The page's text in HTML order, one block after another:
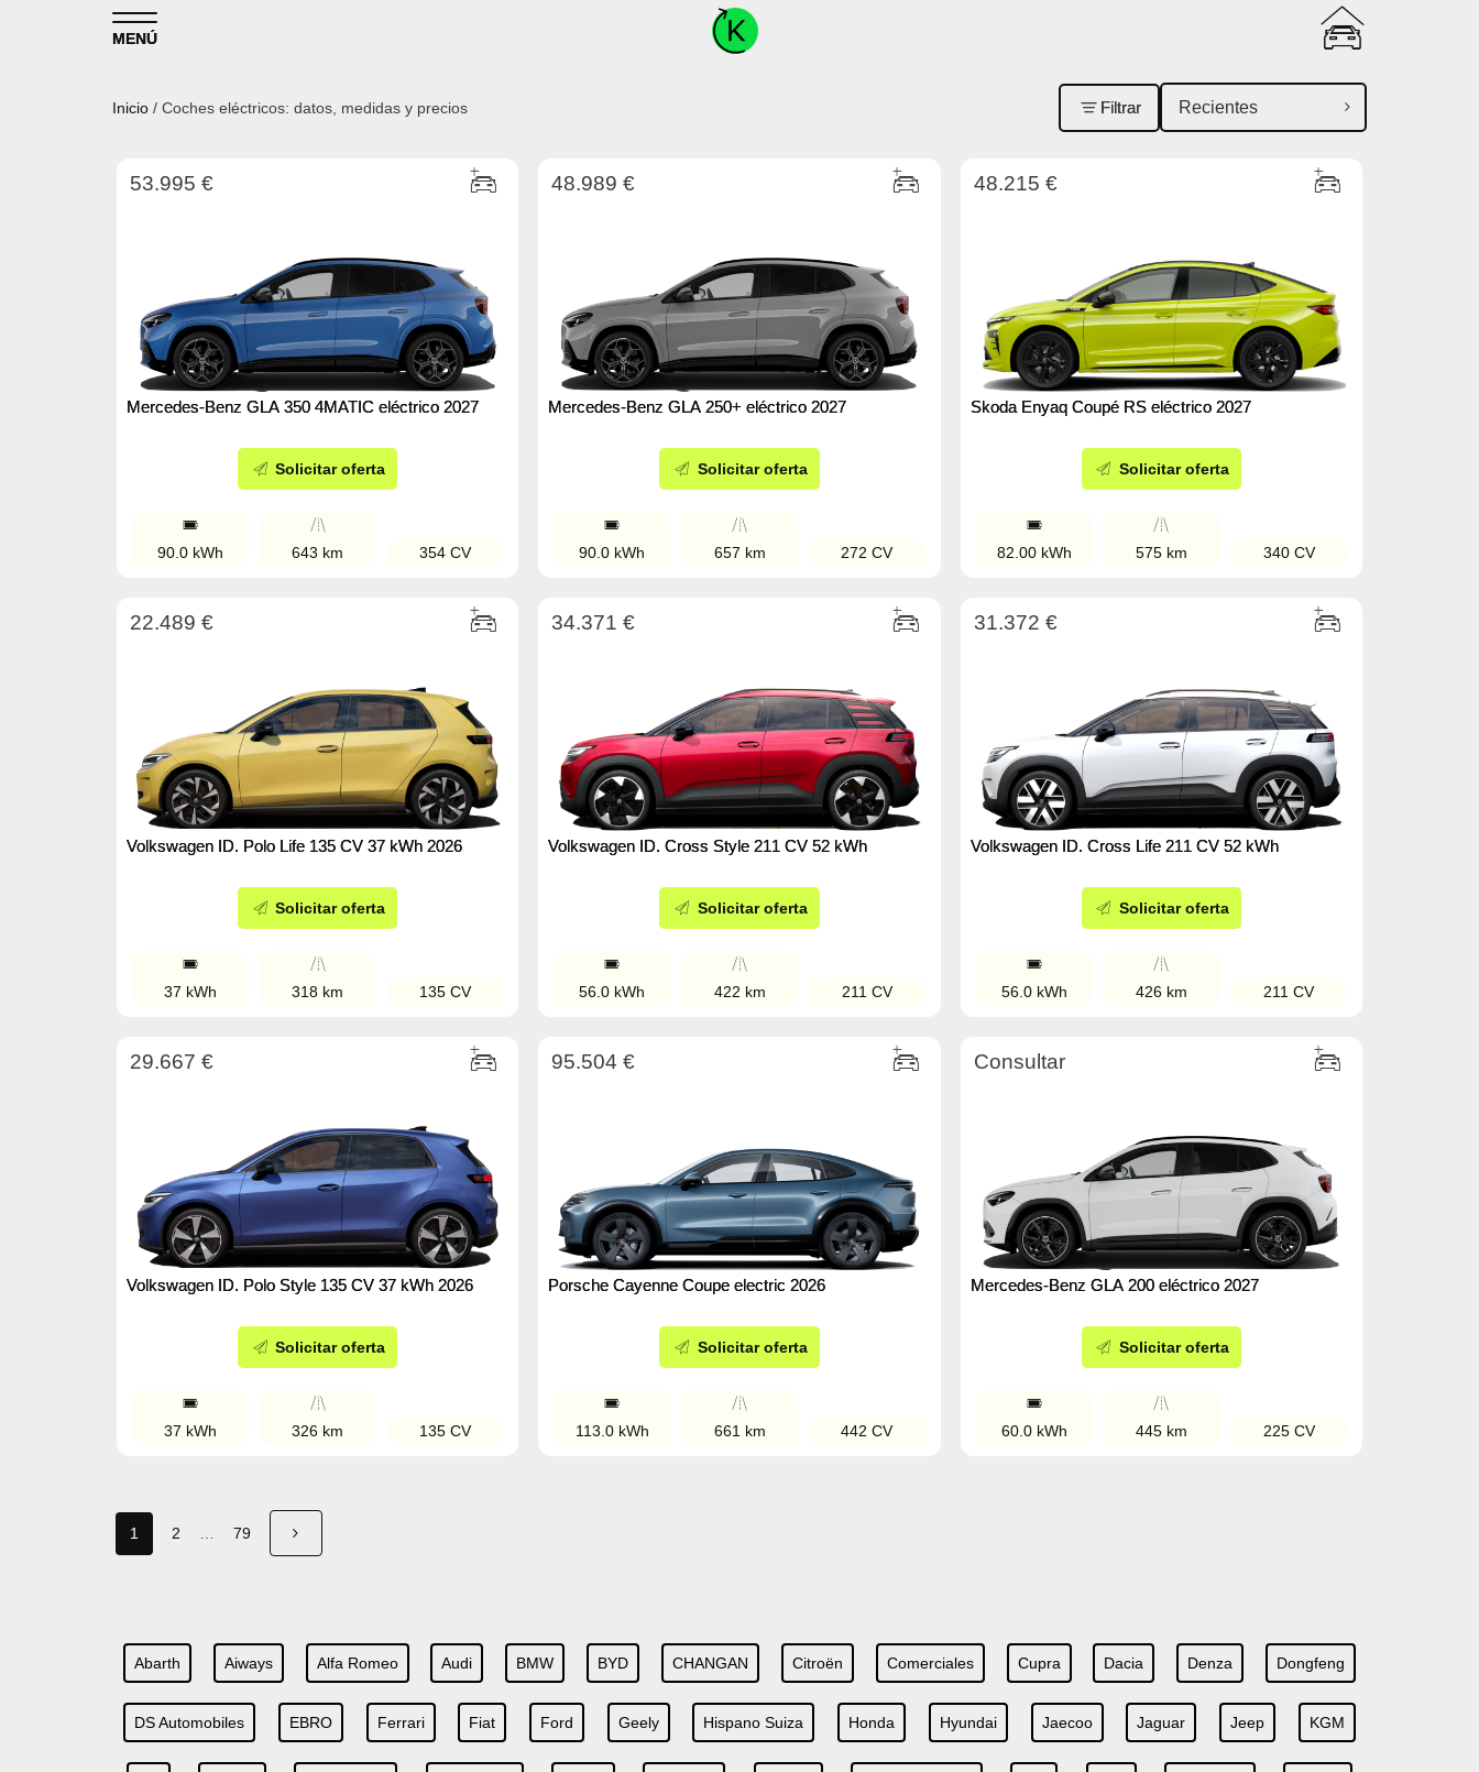
MENÚ
Inicio / Coches eléctricos: datos, medidas y precios Filtrar
53.995 €
Mercedes-Benz GLA 350 4MATIC eléctrico 2027
Solicitar oferta
90.0 kWh 643 km 354 CV
48.989 €
Mercedes-Benz GLA 250+ eléctrico 2027
Solicitar oferta
90.0 kWh 657 km 272 CV
48.215 €
Skoda Enyaq Coupé RS eléctrico 2027
Solicitar oferta
82.00 kWh 575 km 340 CV
22.489 €
Volkswagen ID. Polo Life 135 CV 37 kWh 2026
Solicitar oferta
37 kWh 318 km 135 CV
34.371 €
Volkswagen ID. Cross Style 211 CV 52 kWh
Solicitar oferta
56.0 kWh 422 km 211 CV
31.372 €
Volkswagen ID. Cross Life 211 CV 52 kWh
Solicitar oferta
56.0 kWh 426 km 211 CV
29.667 €
Volkswagen ID. Polo Style 135 CV 37 kWh 2026
Solicitar oferta
37 kWh 326 km 135 CV
95.504 €
Porsche Cayenne Coupe electric 2026
Solicitar oferta
113.0 kWh 661 km 442 CV
Consultar
Mercedes-Benz GLA 200 eléctrico 2027
Solicitar oferta
60.0 kWh 445 km 225 CV
1 2 … 79
Abarth Aiways Alfa Romeo Audi BMW BYD CHANGAN Citroën Comerciales Cupra Dacia Denza Dongfeng
DS Automobiles EBRO Ferrari Fiat Ford Geely Hispano Suiza Honda Hyundai Jaecoo Jaguar Jeep KGM